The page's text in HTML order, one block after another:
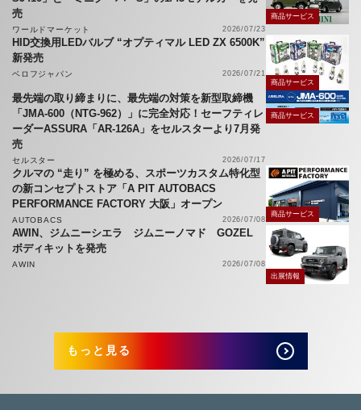
売
ワールドマーケット 2026/07/23
商品サービス
HID交換用LEDバルブ “オプティマル LED ZX 6500K”
新発売
ベロフジャパン
2026/07/21
商品サービス
最先端の取り締まりに、最先端の対策を新型取締機
「JMA-600（NTG-962）」に完全対応！セーフティレ
ーダーASSURA「AR-126A」をセルスターより7月発
売
セルスター 2026/07/17
商品サービス
クルマの “走り” を極める、スポーツカスタム特化型
の新コンセプトストア「A PIT AUTOBACS
PERFORMANCE FACTORY 大阪」オープン
AUTOBACS 2026/07/08
商品サービス
AWIN、ジムニーシエラ ジムニーノマド GOZEL
ボディキットを発売
AWIN
2026/07/08
出展情報
もっと見る